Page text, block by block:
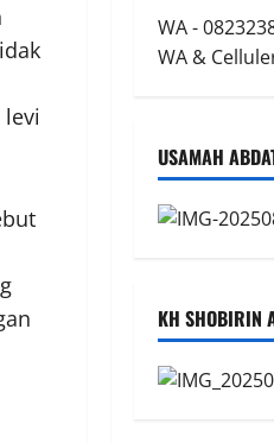
WA -
WA &
USAMAH
KH SHOBIRIN